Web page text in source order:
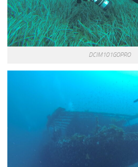
Vidéo
Peinture
NAGE
Résultats Compétitions
Section Matériel
DCIM101GOPRO